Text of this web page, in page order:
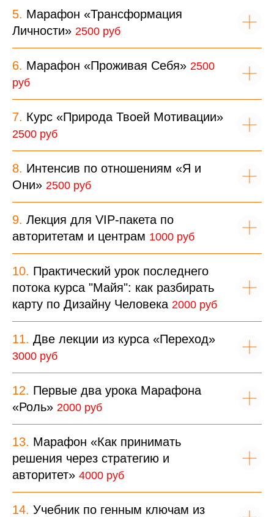
5. Марафон «Трансформация
Личности» 2500 руб
6. Марафон «Проживая Себя» 2500
руб
7. Курс «Природа Твоей Мотивации»
2500 руб
8. Интенсив по отношениям «Я и
Они» 2500 руб
9. Лекция для VIP-пакета по
авторитетам и центрам 1000 руб
10. Практический урок последнего
потока курса "Майя": как разбирать
карту по Дизайну Человека 2000 руб
11. Две лекции из курса «Переход»
3000 руб
12. Первые два урока Марафона
«Роль» 2000 руб
13. Марафон «Как принимать
решения через стратегию и
авторитет» 4000 руб
14. Учебник по генным ключам из